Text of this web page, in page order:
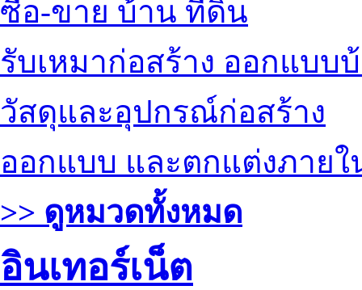
ซื้อ-ขาย บ้าน ที่ดิน
รับเหมาก่อสร้าง ออกแบบ
วัสดุและอุปกรณ์ก่อสร้าง
ออกแบบ และตกแต่งภายใ
>> ดูหมวดทั้งหมด
อินเทอร์เน็ต